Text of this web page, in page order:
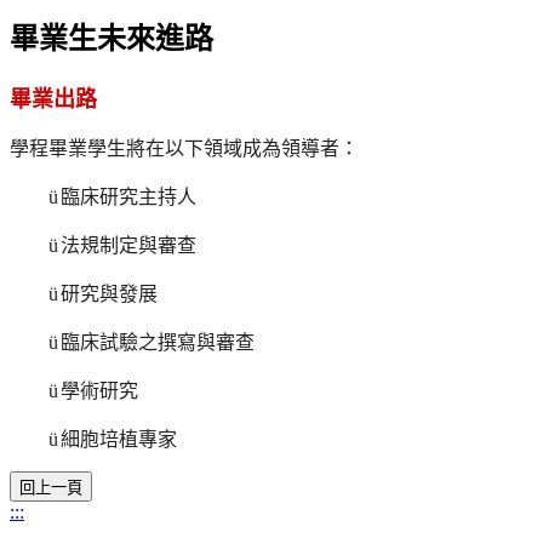
畢業生未來進路
畢業出路
學程畢業學生將在以下領域成為領導者：
ü 臨床研究主持人
ü 法規制定與審查
ü研究與發展
ü 臨床試驗之撰寫與審查
ü學術研究
ü細胞培植專家
:::